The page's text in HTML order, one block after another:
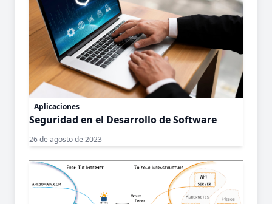
Aplicaciones
Seguridad en el Desarrollo de Software
26 de agosto de 2023